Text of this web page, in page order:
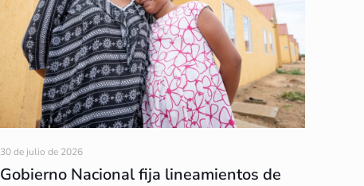
30 de julio de 2026
Gobierno Nacional fija lineamientos de